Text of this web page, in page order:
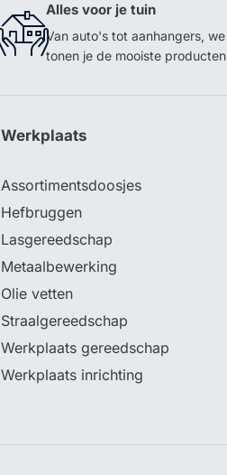
Alles voor je tuin
Van auto's tot aanhangers, we
tonen je de mooiste producten
Werkplaats
Assortimentsdoosjes
Hefbruggen
Lasgereedschap
Metaalbewerking
Olie vetten
Straalgereedschap
Werkplaats gereedschap
Werkplaats inrichting